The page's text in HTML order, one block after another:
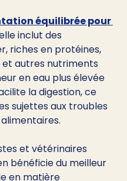
équilibrée pour
inclut des
riches en protéines,
et autres nutriments
en eau plus élevée
la digestion, ce
sujettes aux troubles
et vétérinaires
bénéficie du meilleur
en matière